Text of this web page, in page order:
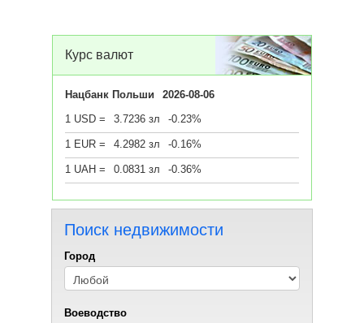
Курс валют
Нацбанк Польши
2026-08-06
1 USD =
3.7236 зл -0.23%
1 EUR = 4.2982 зл -0.16%
1 UAH = 0.0831 зл -0.36%
Поиск недвижимости
Город
Воеводствo